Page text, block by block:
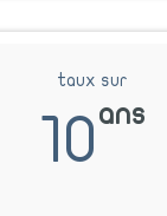
taux sur
10ans